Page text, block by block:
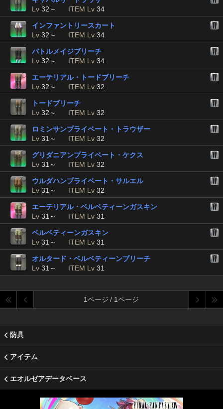
Lv 32～ ITEM Lv 34
インファントリースカート
Lv 32～ ITEM Lv 34
バトルメイジブリーチ
Lv 32～ ITEM Lv 34
エーテリアル・トードブリーチ
Lv 32～ ITEM Lv 32
トードブリーチ
Lv 32～ ITEM Lv 32
ロミンサンプライベート・トラウザー
Lv 31～ ITEM Lv 32
グリダニアンプライベート・ケクス
Lv 31～ ITEM Lv 32
ウルダハンプライベート・サルエル
Lv 31～ ITEM Lv 32
エーテリアル・ベルベティーンガスキン
Lv 31～ ITEM Lv 31
ベルベティーンガスキン
Lv 31～ ITEM Lv 31
オルタード・ベルベティーンブリーチ
Lv 31～ ITEM Lv 31
1ページ / 1ページ
防具
アイテム
エオルゼアデータベース